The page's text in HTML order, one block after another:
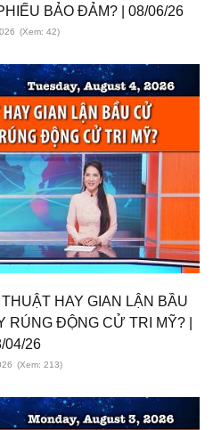
BẢO ĐẢM? | 08/06/26
(Xem: 42)
HAY GIAN LẬN BẦU
ĐỘNG CỬ TRI MỸ? |
04/26
(Xem: 213)